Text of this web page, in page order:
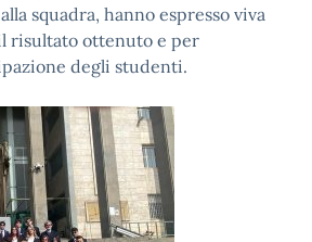
squadra, hanno espresso viva
risultato ottenuto e per
degli studenti.